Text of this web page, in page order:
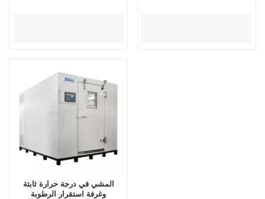
المشي في درجة حرارة ثابتة
وغرفة استقرار الرطوبة